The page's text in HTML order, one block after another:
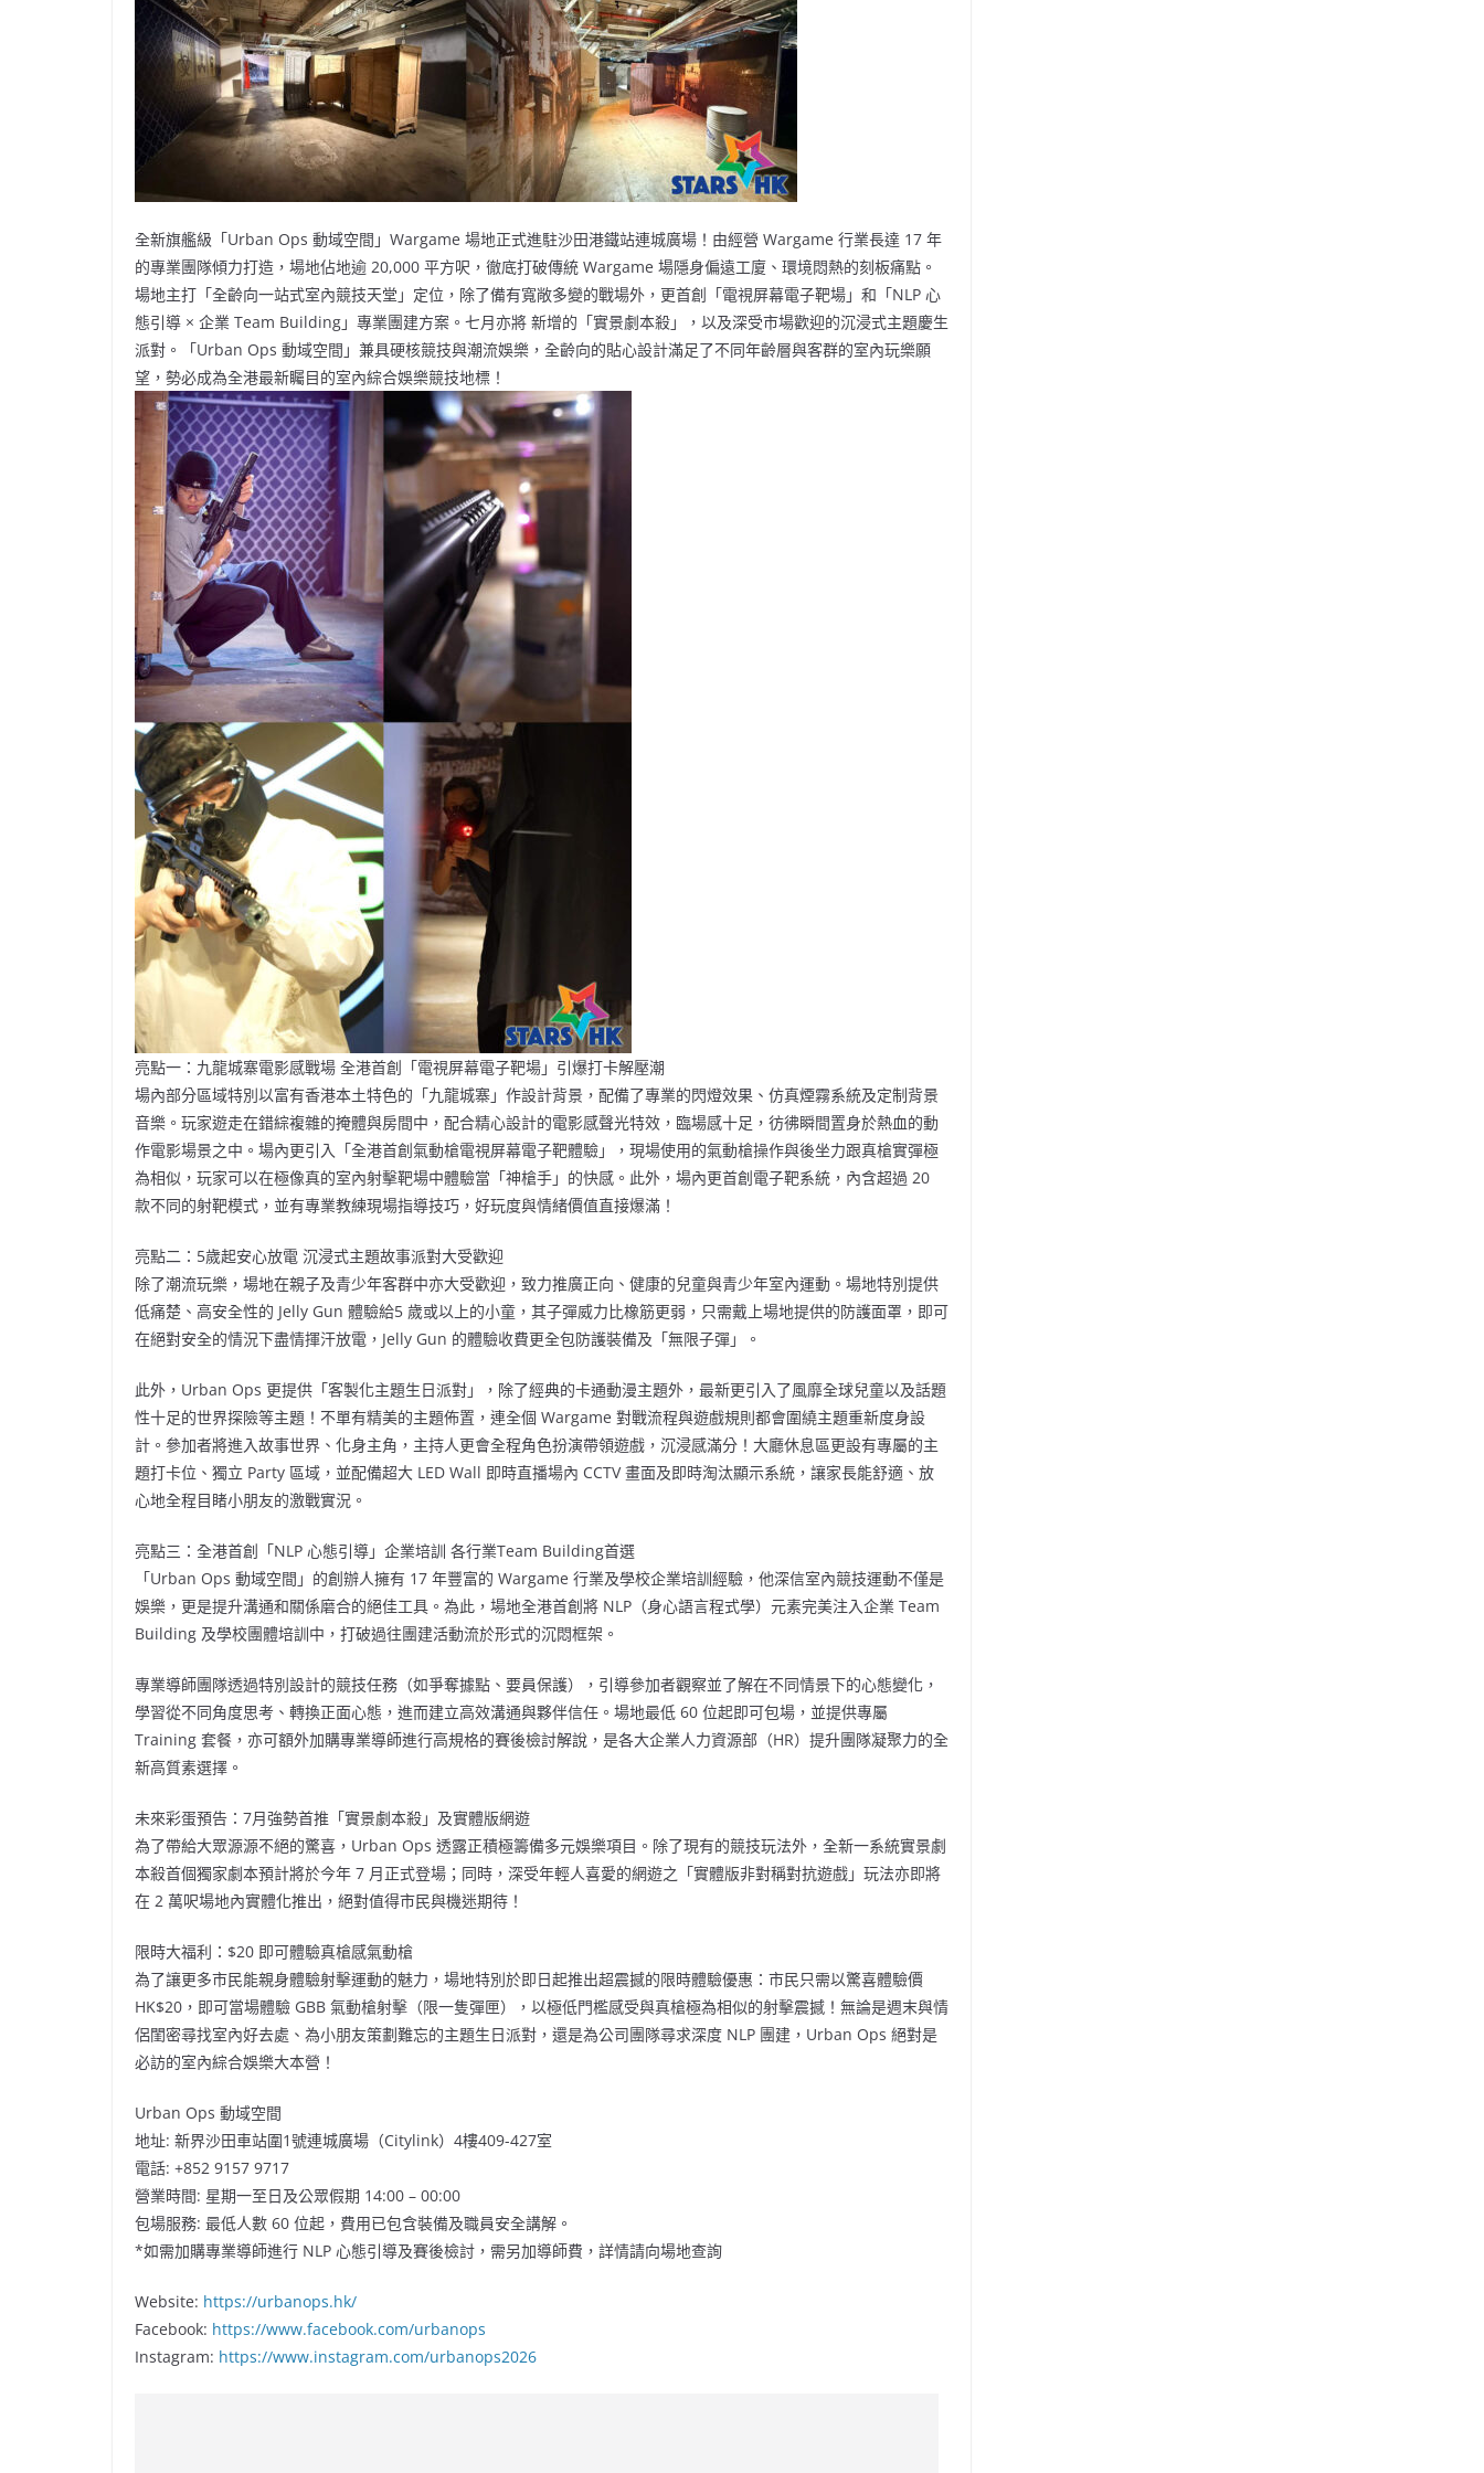
全新旗艦級「Urban Ops 動域空間」Wargame 場地正式進駐沙田港鐵站連城廣場！由經營 Wargame 行業長達 17 年
的專業團隊傾力打造，場地佔地逾 20,000 平方呎，徹底打破傳統 Wargame 場隱身偏遠工廈、環境悶熱的刻板痛點。
場地主打「全齡向一站式室內競技天堂」定位，除了備有寬敞多變的戰場外，更首創「電視屏幕電子靶場」和「NLP 心
態引導 × 企業 Team Building」專業團建方案。七月亦將 新增的「實景劇本殺」，以及深受市場歡迎的沉浸式主題慶生
派對。「Urban Ops 動域空間」兼具硬核競技與潮流娛樂，全齡向的貼心設計滿足了不同年齡層與客群的室內玩樂願
望，勢必成為全港最新矚目的室內綜合娛樂競技地標！
亮點一：九龍城寨電影感戰場 全港首創「電視屏幕電子靶場」引爆打卡解壓潮
場內部分區域特別以富有香港本土特色的「九龍城寨」作設計背景，配備了專業的閃燈效果、仿真煙霧系統及定制背景
音樂。玩家遊走在錯綜複雜的掩體與房間中，配合精心設計的電影感聲光特效，臨場感十足，彷彿瞬間置身於熱血的動
作電影場景之中。場內更引入「全港首創氣動槍電視屏幕電子靶體驗」，現場使用的氣動槍操作與後坐力跟真槍實彈極
為相似，玩家可以在極像真的室內射擊靶場中體驗當「神槍手」的快感。此外，場內更首創電子靶系統，內含超過 20
款不同的射靶模式，並有專業教練現場指導技巧，好玩度與情緒價值直接爆滿！
亮點二：5歲起安心放電 沉浸式主題故事派對大受歡迎
除了潮流玩樂，場地在親子及青少年客群中亦大受歡迎，致力推廣正向、健康的兒童與青少年室內運動。場地特別提供
低痛楚、高安全性的 Jelly Gun 體驗給5 歲或以上的小童，其子彈威力比橡筋更弱，只需戴上場地提供的防護面罩，即可
在絕對安全的情況下盡情揮汗放電，Jelly Gun 的體驗收費更全包防護裝備及「無限子彈」。
此外，Urban Ops 更提供「客製化主題生日派對」，除了經典的卡通動漫主題外，最新更引入了風靡全球兒童以及話題
性十足的世界探險等主題！不單有精美的主題佈置，連全個 Wargame 對戰流程與遊戲規則都會圍繞主題重新度身設
計。參加者將進入故事世界、化身主角，主持人更會全程角色扮演帶領遊戲，沉浸感滿分！大廳休息區更設有專屬的主
題打卡位、獨立 Party 區域，並配備超大 LED Wall 即時直播場內 CCTV 畫面及即時淘汰顯示系統，讓家長能舒適、放
心地全程目睹小朋友的激戰實況。
亮點三：全港首創「NLP 心態引導」企業培訓 各行業Team Building首選
「Urban Ops 動域空間」的創辦人擁有 17 年豐富的 Wargame 行業及學校企業培訓經驗，他深信室內競技運動不僅是
娛樂，更是提升溝通和關係磨合的絕佳工具。為此，場地全港首創將 NLP（身心語言程式學）元素完美注入企業 Team
Building 及學校團體培訓中，打破過往團建活動流於形式的沉悶框架。
專業導師團隊透過特別設計的競技任務（如爭奪據點、要員保護），引導參加者觀察並了解在不同情景下的心態變化，
學習從不同角度思考、轉換正面心態，進而建立高效溝通與夥伴信任。場地最低 60 位起即可包場，並提供專屬
Training 套餐，亦可額外加購專業導師進行高規格的賽後檢討解說，是各大企業人力資源部（HR）提升團隊凝聚力的全
新高質素選擇。
未來彩蛋預告：7月強勢首推「實景劇本殺」及實體版網遊
為了帶給大眾源源不絕的驚喜，Urban Ops 透露正積極籌備多元娛樂項目。除了現有的競技玩法外，全新一系統實景劇
本殺首個獨家劇本預計將於今年 7 月正式登場；同時，深受年輕人喜愛的網遊之「實體版非對稱對抗遊戲」玩法亦即將
在 2 萬呎場地內實體化推出，絕對值得市民與機迷期待！
限時大福利：$20 即可體驗真槍感氣動槍
為了讓更多市民能親身體驗射擊運動的魅力，場地特別於即日起推出超震撼的限時體驗優惠：市民只需以驚喜體驗價
HK$20，即可當場體驗 GBB 氣動槍射擊（限一隻彈匣），以極低門檻感受與真槍極為相似的射擊震撼！無論是週末與情
侶閨密尋找室內好去處、為小朋友策劃難忘的主題生日派對，還是為公司團隊尋求深度 NLP 團建，Urban Ops 絕對是
必訪的室內綜合娛樂大本營！
Urban Ops 動域空間
地址: 新界沙田車站圍1號連城廣場（Citylink）4樓409-427室
電話: +852 9157 9717
營業時間: 星期一至日及公眾假期 14:00 – 00:00
包場服務: 最低人數 60 位起，費用已包含裝備及職員安全講解。
*如需加購專業導師進行 NLP 心態引導及賽後檢討，需另加導師費，詳情請向場地查詢
Website: https://urbanops.hk/
Facebook: https://www.facebook.com/urbanops
Instagram: https://www.instagram.com/urbanops2026